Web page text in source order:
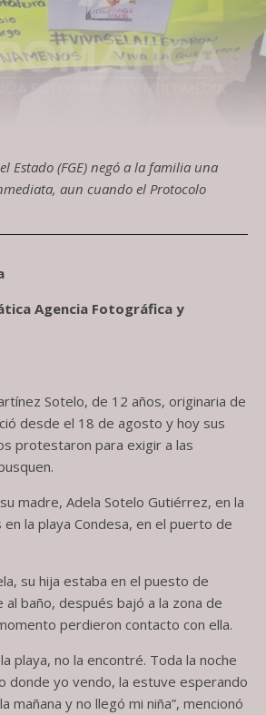
Estado (FGE) negó a la familia una
aun cuando el Protocolo
Agencia Fotográfica y
Sotelo, de 12 años, originaria de
desde el 18 de agosto y hoy sus
protestaron para exigir a las
madre, Adela Sotelo Gutiérrez, en la
la playa Condesa, en el puerto de
su hija estaba en el puesto de
baño, después bajó a la zona de
perdieron contacto con ella.
playa, no la encontré. Toda la noche
donde yo vendo, la estuve esperando
mañana y no llegó mi niña”, mencionó